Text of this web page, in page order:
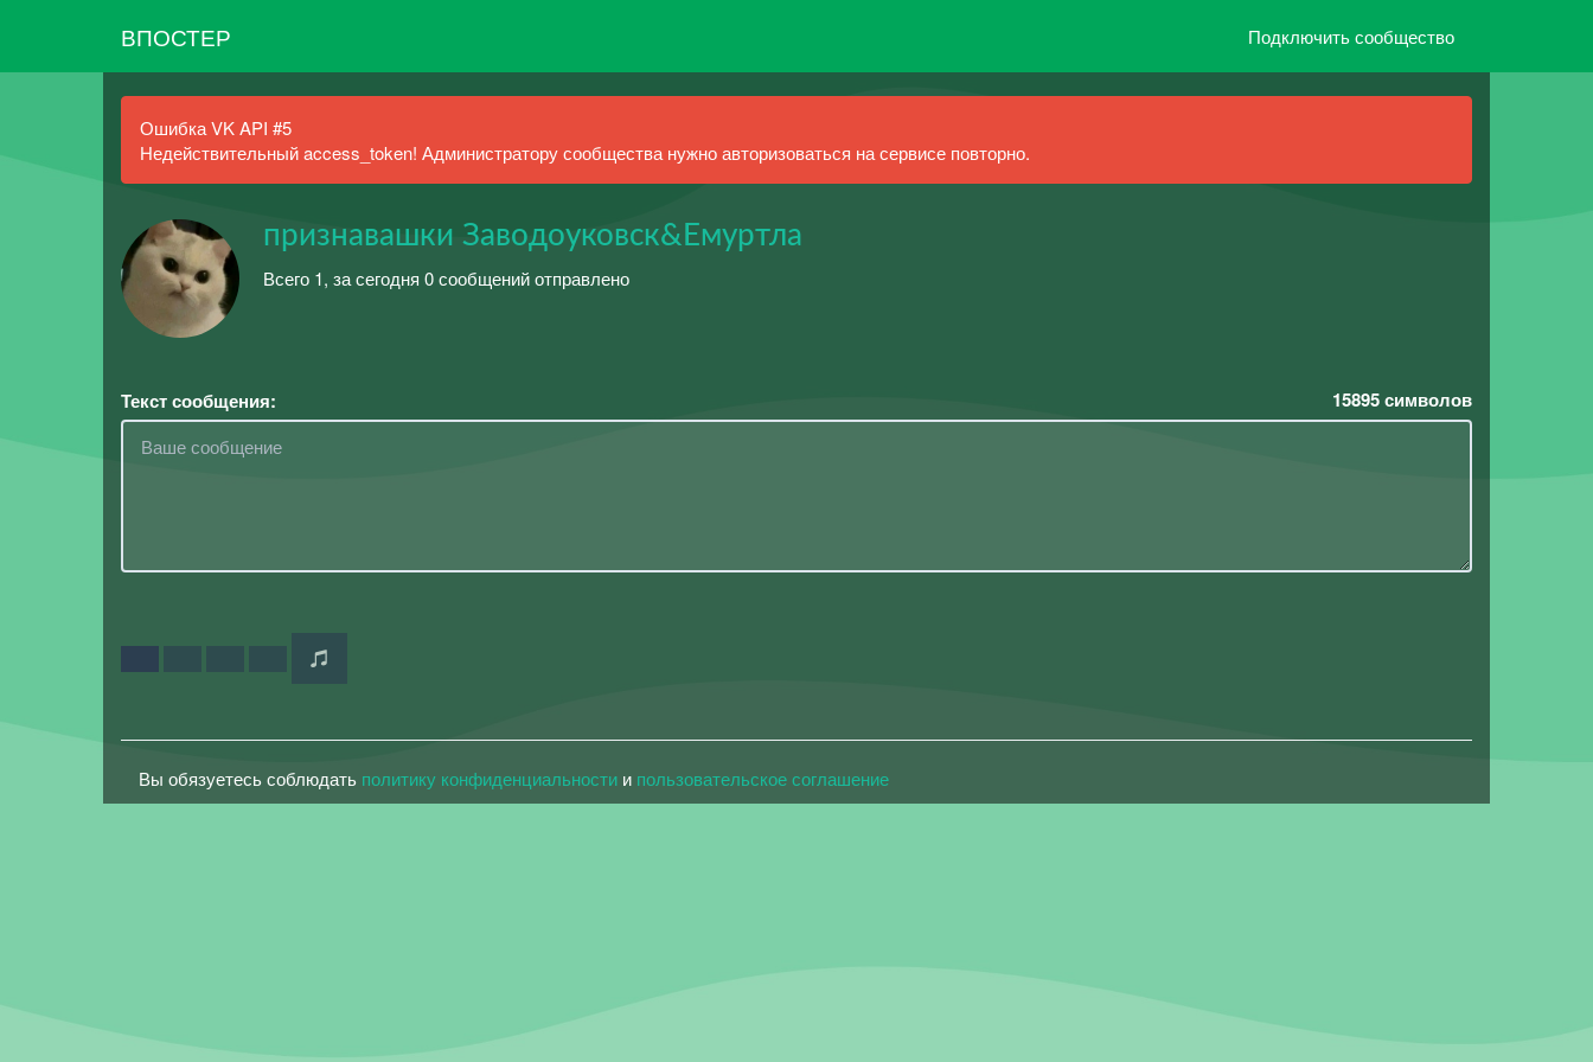
ВПОСТЕР Подключить сообщество
Ошибка VK API #5
Недействительный access_token! Администратору сообщества нужно авторизоваться на сервисе повторно.
признавашки Заводоуковск&Емуртла
Всего 1, за сегодня 0 сообщений отправлено
Текст сообщения: 15895символов
Вы обязуетесь соблюдать политику конфиденциальности и пользовательское соглашение